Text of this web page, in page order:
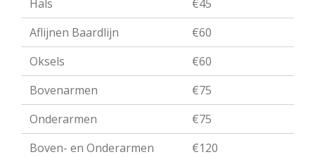
Hals
€45
Aflijnen Baardlijn
€60
Oksels
€60
Bovenarmen
€75
Onderarmen
€75
Boven- en Onderarmen
€120